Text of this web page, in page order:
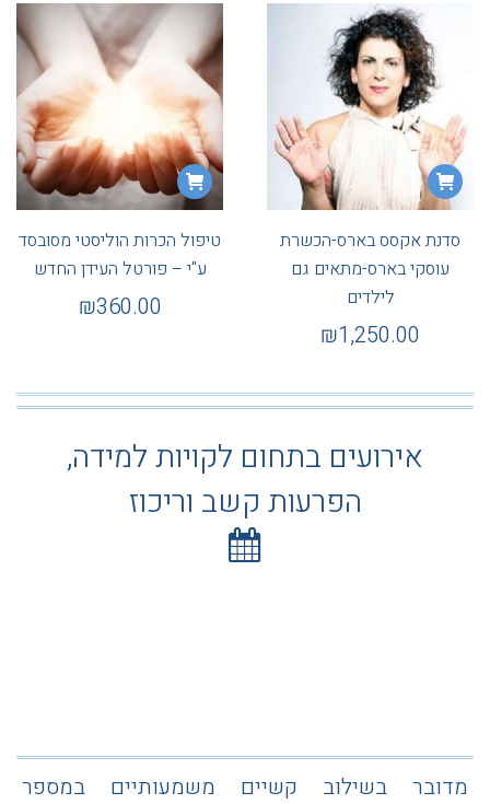
סדנת אקסס בארס-הכשרת
עוסקי בארס-מתאים גם
לילדים
₪1,250.00
טיפול הכרות הוליסטי מסובסד
ע"י – פורטל העידן החדש
₪360.00
אירועים בתחום לקויות למידה,
הפרעות קשב וריכוז
מדובר בשילוב קשיים משמעותיים במספר